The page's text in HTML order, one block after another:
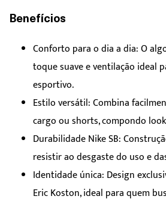
Benefícios
Conforto para o dia a dia: O
toque suave e ventilação ideal
esportivo.
Estilo versátil: Combina
cargo ou shorts, compondo
Durabilidade Nike SB:
resistir ao desgaste do uso e
Identidade única: Design
Eric Koston, ideal para quem